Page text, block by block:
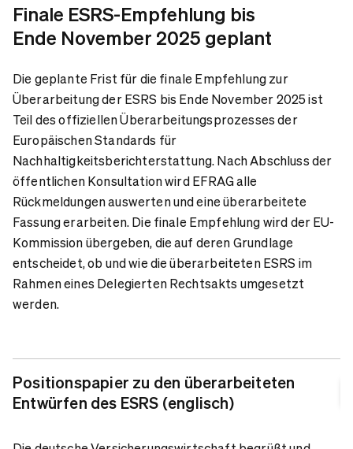
Finale ESRS-Empfehlung bis
Ende November 2025 geplant
Die geplante Frist für die finale Empfehlung zur
Überarbeitung der ESRS bis Ende November 2025 ist
Teil des offiziellen Überarbeitungsprozesses der
Europäischen Standards für
Nachhaltigkeitsberichterstattung. Nach Abschluss der
öffentlichen Konsultation wird EFRAG alle
Rückmeldungen auswerten und eine überarbeitete
Fassung erarbeiten. Die finale Empfehlung wird der EU-
Kommission übergeben, die auf deren Grundlage
entscheidet, ob und wie die überarbeiteten ESRS im
Rahmen eines Delegierten Rechtsakts umgesetzt
werden.
Positionspapier zu den überarbeiteten
Entwürfen des ESRS (englisch)